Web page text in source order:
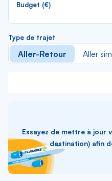
Budget (€)
Type de trajet
Aller-Retour Aller
Essayez de mettre à jour
destination) afin